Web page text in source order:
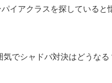
イアクラスを探していると
でシャドバ対決はどうなる